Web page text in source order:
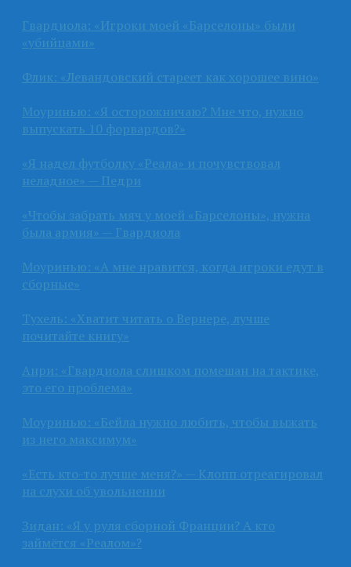
Гвардиола: «Игроки моей «Барселоны» были
«убийцами»
Флик: «Левандовский стареет как хорошее вино»
Моуринью: «Я осторожничаю? Мне что, нужно
выпускать 10 форвардов?»
«Я надел футболку «Реала» и почувствовал
неладное» — Педри
«Чтобы забрать мяч у моей «Барселоны», нужна
была армия» — Гвардиола
Моуринью: «А мне нравится, когда игроки едут в
сборные»
Тухель: «Хватит читать о Вернере, лучше
почитайте книгу»
Анри: «Гвардиола слишком помешан на тактике,
это его проблема»
Моуринью: «Бейла нужно любить, чтобы выжать
из него максимум»
«Есть кто-то лучше меня?» — Клопп отреагировал
на слухи об увольнении
Зидан: «Я у руля сборной Франции? А кто
займётся «Реалом»?